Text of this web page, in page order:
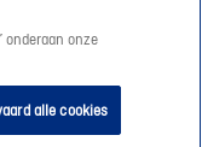
onderaan onze
alle cookies